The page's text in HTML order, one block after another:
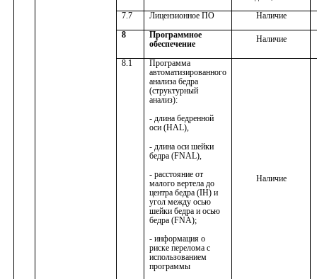
7.7
Лицензионное ПО
Наличие
8
Программное
обеспечение
Наличие
8.1
Программа
автоматизированного
анализа бедра
(структурный
анализ):
- длина бедренной
оси (HAL),
- длина оси шейки
бедра (FNAL),
- расстояние от
малого вертела до
центра бедра (IH) и
угол между осью
шейки бедра и осью
бедра (FNA);
- информация о
риске перелома с
использованием
программы
Наличие